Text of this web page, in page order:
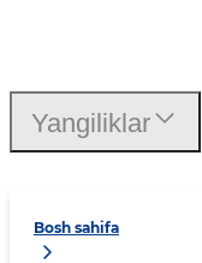
Bosh sahifa
Yangiliklar